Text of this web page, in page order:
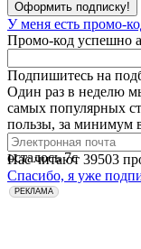
Оформить подписку!
У меня есть промо-
Промо-код успешно
Подпишитесь на
Один раз в неделю
самых популярных
пользы, за минимум
Нас читают 39503
Спасибо, я уже
осталось7с